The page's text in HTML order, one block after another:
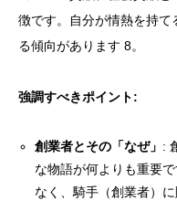
徴です。自分が情熱を持て
る傾向があります 8。
強調すべきポイント:
創業者とその「なぜ」 :
な物語が何よりも重要
なく、騎手（創業者）